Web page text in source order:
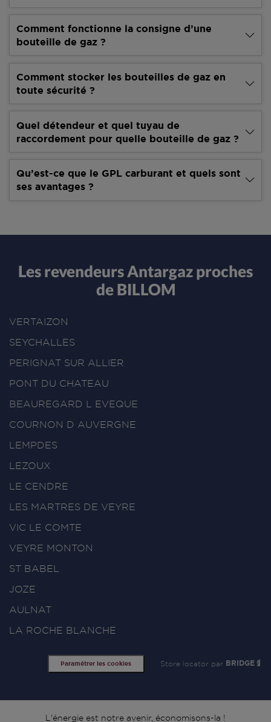
Comment fonctionne la consigne d’une
bouteille de gaz ?
Comment stocker les bouteilles de gaz en
toute sécurité ?
Quel détendeur et quel tuyau de
raccordement pour quelle bouteille de gaz ?
Qu’est-ce que le GPL carburant et quels sont
ses avantages ?
Les revendeurs Antargaz proches
de BILLOM
VERTAIZON
SEYCHALLES
PERIGNAT SUR ALLIER
PONT DU CHATEAU
BEAUREGARD L EVEQUE
COURNON D AUVERGNE
LEMPDES
LEZOUX
LE CENDRE
LES MARTRES DE VEYRE
VIC LE COMTE
VEYRE MONTON
ST BABEL
JOZE
AULNAT
LA ROCHE BLANCHE
Paramétrer les cookies Store locator par BRIDGE
L'énergie est notre avenir, économisons-la !